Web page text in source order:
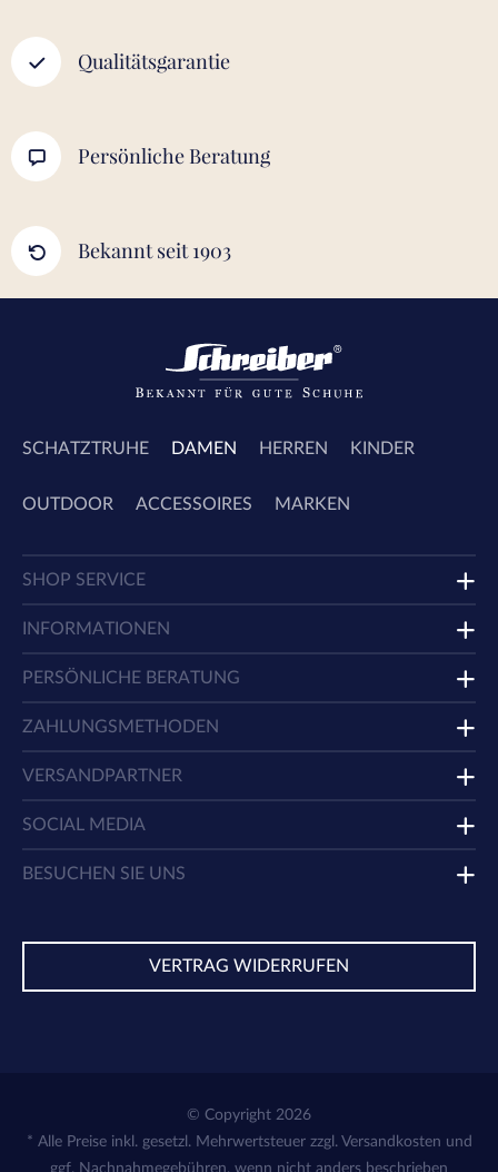
Qualitätsgarantie
Persönliche Beratung
Bekannt seit 1903
SCHATZTRUHE DAMEN HERREN KINDER
OUTDOOR ACCESSOIRES MARKEN
SHOP SERVICE
INFORMATIONEN
PERSÖNLICHE BERATUNG
ZAHLUNGSMETHODEN
VERSANDPARTNER
SOCIAL MEDIA
BESUCHEN SIE UNS
VERTRAG WIDERRUFEN
© Copyright 2026
* Alle Preise inkl. gesetzl. Mehrwertsteuer zzgl. Versandkosten und
ggf. Nachnahmegebühren, wenn nicht anders beschrieben